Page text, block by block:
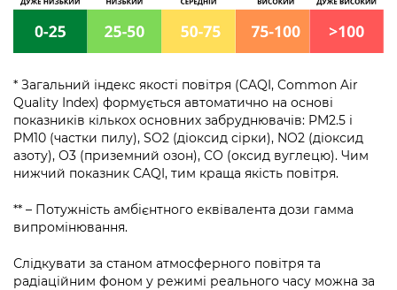
* Загальний індекс якості повітря (CAQI, Common Air
Quality Index) формується автоматично на основі
показників кількох основних забруднювачів: PM2.5 і
PM10 (частки пилу), SO2 (діоксид сірки), NO2 (діоксид
азоту), О3 (приземний озон), CO (оксид вуглецю). Чим
нижчий показник CAQI, тим краща якість повітря.
** – Потужність амбієнтного еквівалента дози гамма
випромінювання.
Слідкувати за станом атмосферного повітря та
радіаційним фоном у режимі реального часу можна за